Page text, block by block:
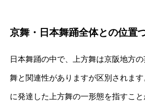
京舞・日本舞踊全体との位置
日本舞踊の中で、上方舞は京阪地方
舞と関連性がありますが区別されま
に発達した上方舞の一形態を指すこ